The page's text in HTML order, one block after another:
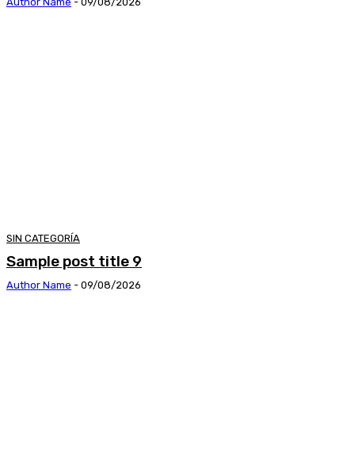
SIN CATEGORÍA
Sample post title 9
Author Name - 09/08/2026